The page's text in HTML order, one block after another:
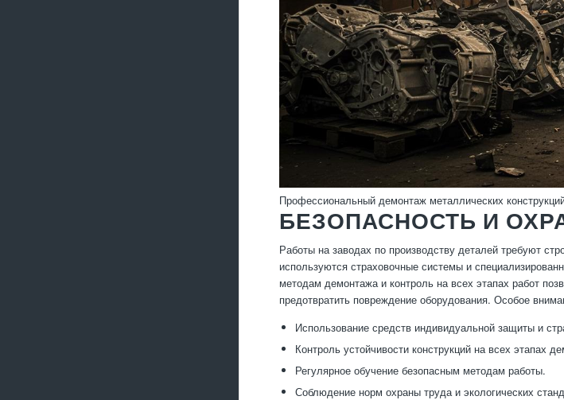
Профессиональный демонтаж металлических
БЕЗОПАСНОСТЬ И
Работы на заводах по производству деталей требуют
используются страховочные системы и
методам демонтажа и контроль на всех этапах работ
предотвратить повреждение оборудования. Особое
Использование средств индивидуальной защиты и
Контроль устойчивости конструкций на всех этапах
Регулярное обучение безопасным методам работы.
Соблюдение норм охраны труда и экологических